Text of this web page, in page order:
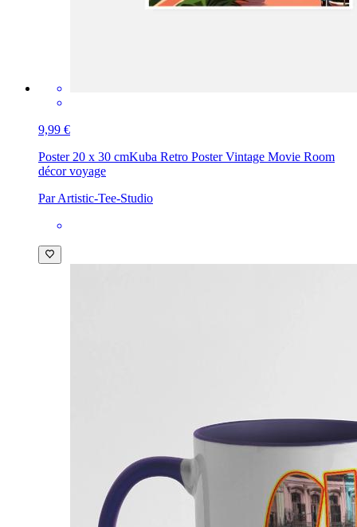
9,99 €
Poster 20 x 30 cmKuba Retro Poster Vintage Movie Room
décor voyage
Par Artistic-Tee-Studio